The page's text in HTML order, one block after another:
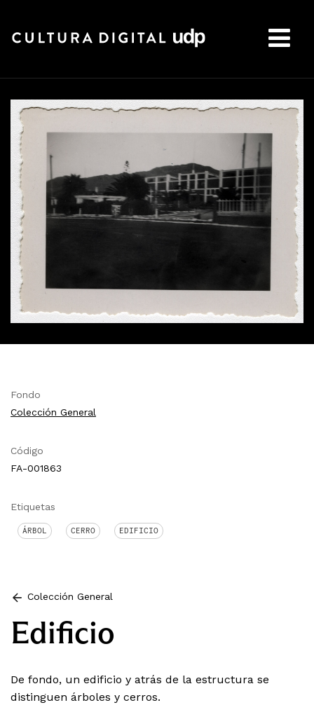
Fondo
Colección General
Código
FA-001863
Etiquetas
ÁRBOL CERRO EDIFICIO
Colección General
Edificio
De fondo, un edificio y atrás de la estructura se
distinguen árboles y cerros.